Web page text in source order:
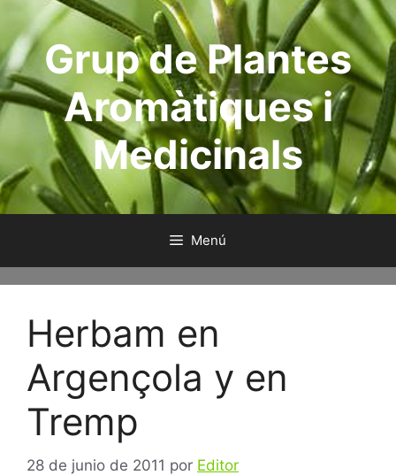
contenidoGrup de Plantes
Aromàtiques i
Medicinals
Menú
Herbam en
Argençola y en
Tremp
28 de junio de 2011 por Editor